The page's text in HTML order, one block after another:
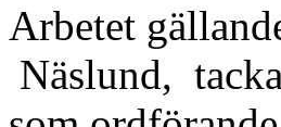
Arbetet
Näslund,